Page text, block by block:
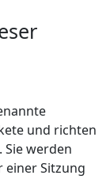
und richten
Sie werden
einer Sitzung